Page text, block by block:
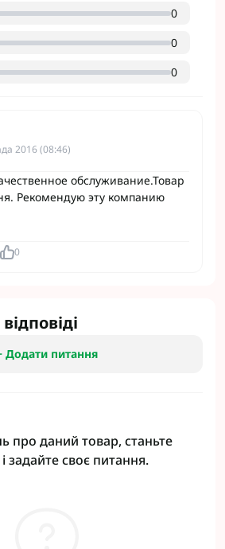
0
0
0
2016 (08:46)
обслуживание.Товар
Рекомендую эту компанию
0
Додати питання
про даний товар, станьте
задайте своє питання.